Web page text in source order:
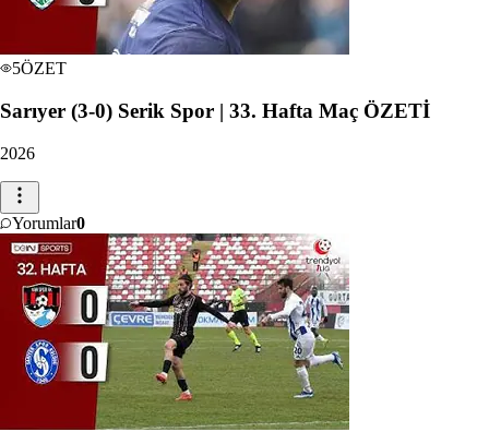
5ÖZET
Sarıyer (3-0) Serik Spor | 33. Hafta Maç ÖZETİ
2026
Yorumlar0